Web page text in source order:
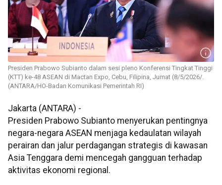
Presiden Prabowo Subianto dalam sesi pleno Konferensi Tingkat Tinggi
(KTT) ke-48 ASEAN di Mactan Expo, Cebu, Filipina, Jumat (8/5/2026/.
(ANTARA/HO-Badan Komunikasi Pemerintah RI)
Jakarta (ANTARA) -
Presiden Prabowo Subianto menyerukan pentingnya
negara-negara ASEAN menjaga kedaulatan wilayah
perairan dan jalur perdagangan strategis di kawasan
Asia Tenggara demi mencegah gangguan terhadap
aktivitas ekonomi regional.